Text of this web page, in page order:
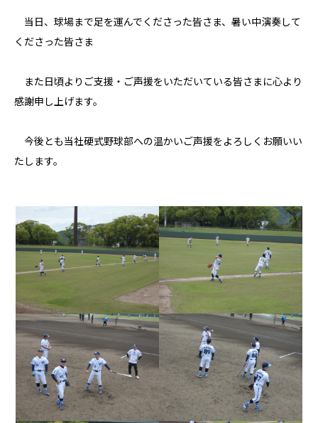
当日、球場まで足を運んでくださった皆さま、暑い中演奏して
くださった皆さま
また日頃よりご支援・ご声援をいただいている皆さまに心より
感謝申し上げます。
今後とも当社硬式野球部への温かいご声援をよろしくお願いい
たします。